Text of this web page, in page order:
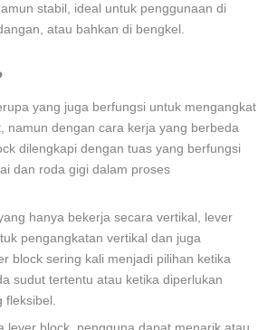
stabil, ideal untuk penggunaan di
atau bahkan di bengkel.
yang juga berfungsi untuk mengangkat
namun dengan cara kerja yang berbeda
dilengkapi dengan tuas yang berfungsi
dan roda gigi dalam proses
hanya bekerja secara vertikal, lever
pengangkatan vertikal dan juga
block sering kali menjadi pilihan ketika
sudut tertentu atau ketika diperlukan